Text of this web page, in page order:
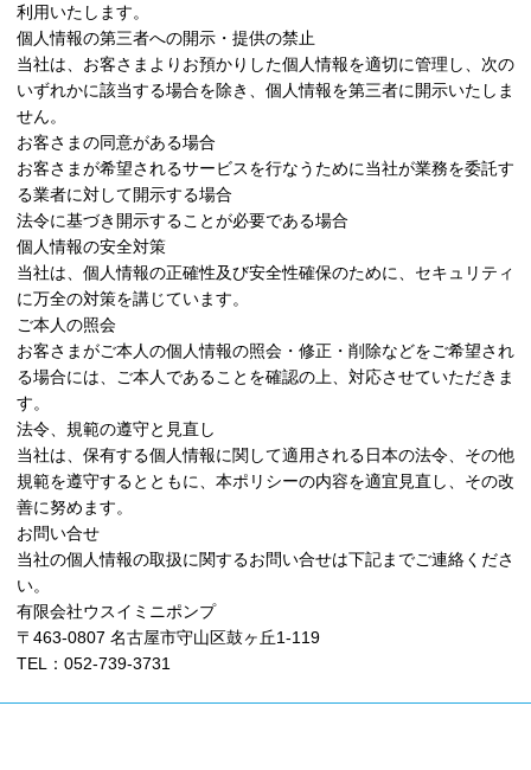
利用いたします。
個人情報の第三者への開示・提供の禁止
当社は、お客さまよりお預かりした個人情報を適切に管理し、次の
いずれかに該当する場合を除き、個人情報を第三者に開示いたしま
せん。
お客さまの同意がある場合
お客さまが希望されるサービスを行なうために当社が業務を委託す
る業者に対して開示する場合
法令に基づき開示することが必要である場合
個人情報の安全対策
当社は、個人情報の正確性及び安全性確保のために、セキュリティ
に万全の対策を講じています。
ご本人の照会
お客さまがご本人の個人情報の照会・修正・削除などをご希望され
る場合には、ご本人であることを確認の上、対応させていただきま
す。
法令、規範の遵守と見直し
当社は、保有する個人情報に関して適用される日本の法令、その他
規範を遵守するとともに、本ポリシーの内容を適宜見直し、その改
善に努めます。
お問い合せ
当社の個人情報の取扱に関するお問い合せは下記までご連絡くださ
い。
有限会社ウスイミニポンプ
〒463-0807 名古屋市守山区鼓ヶ丘1-119
TEL：052-739-3731